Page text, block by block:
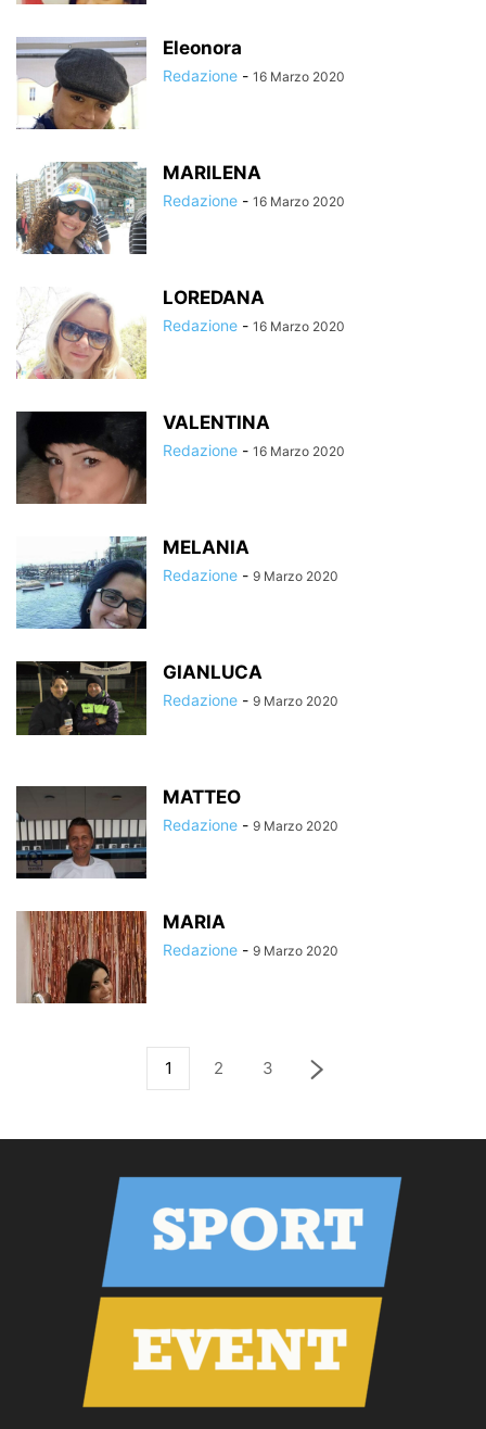
Eleonora
Redazione - 16 Marzo 2020
MARILENA
Redazione - 16 Marzo 2020
LOREDANA
Redazione - 16 Marzo 2020
VALENTINA
Redazione - 16 Marzo 2020
MELANIA
Redazione - 9 Marzo 2020
GIANLUCA
Redazione - 9 Marzo 2020
MATTEO
Redazione - 9 Marzo 2020
MARIA
Redazione - 9 Marzo 2020
1 2 3